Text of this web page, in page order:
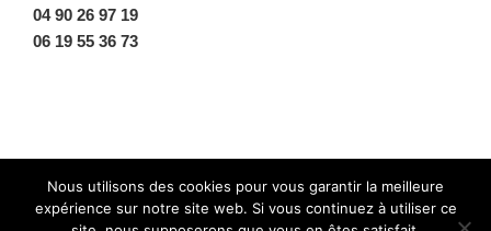
04 90 26 97 19
06 19 55 36 73
Nous utilisons des cookies pour vous garantir la meilleure
expérience sur notre site web. Si vous continuez à utiliser ce